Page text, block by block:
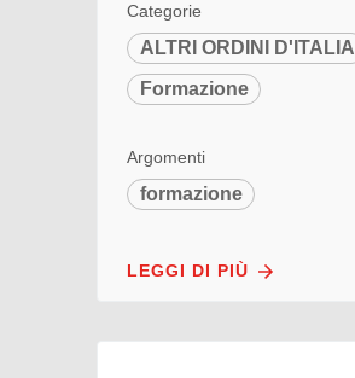
Categorie
ALTRI ORDINI D'ITALIA
Formazione
Argomenti
formazione
LEGGI DI PIÙ